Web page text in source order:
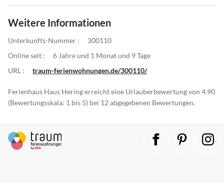
Weitere Informationen
Unterkunfts-Nummer :
300110
Online seit :
6 Jahre und 1 Monat und 9 Tage
URL :
traum-ferienwohnungen.de/300110/
Ferienhaus Haus Hering erreicht eine Urlauberbewertung von 4.90
(Bewertungsskala: 1 bis 5) bei 12 abgegebenen Bewertungen.